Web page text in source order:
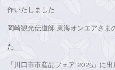
作いたしました
岡崎観光伝道師 東海オンエアさま
た
「川口市市産品フェア 2025」に